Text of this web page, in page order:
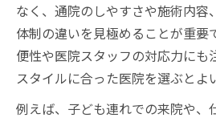
なく、通院のしやすさや施術内容
体制の違いを見極めることが重要
便性や医院スタッフの対応力にも
スタイルに合った医院を選ぶとよ
例えば、子ども連れでの来院や、